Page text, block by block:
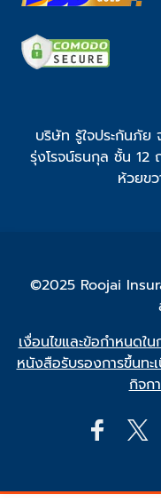
บริษัท รู้ใจประกันภัย
รุ่งโรจน์ธนกุล ชั้น 12
ห้วยข
©2025 Roojai
เงื่อนไขและข้อกำหนดใน
หนังสือรับรองการขึ้นทะ
กิจก